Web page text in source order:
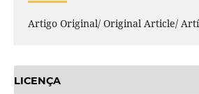
Artigo Original/ Original Article/
LICENÇA